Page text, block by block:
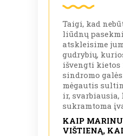
Taigi, kad
liūdnų
atskleisime
gudrybių,
išvengti kietos
sindromo
mėgautis
ir, svarbiausia,
sukramtoma
KAIP
VIŠTIENĄ,